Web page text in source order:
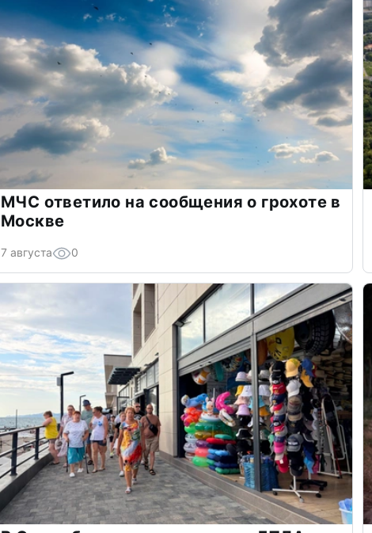
МЧС ответило на сообщения о грохоте в
Москве
7 августа 0